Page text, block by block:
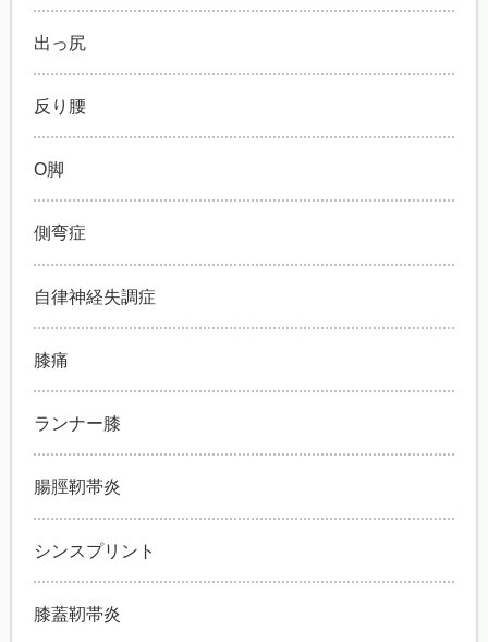
出っ尻
反り腰
O脚
側弯症
自律神経失調症
膝痛
ランナー膝
腸脛靭帯炎
シンスプリント
膝蓋靭帯炎